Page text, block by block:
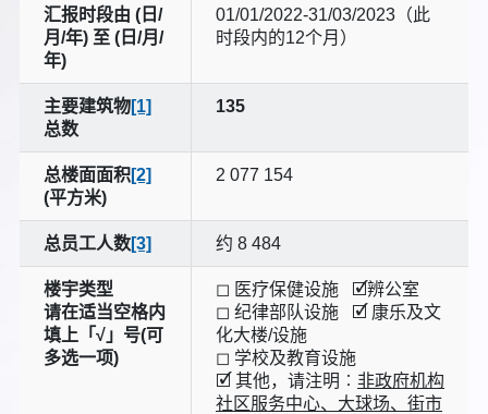
汇报时段由 (日/
月/年) 至 (日/月/
年)
01/01/2022-31/03/2023（此
时段内的12个月）
主要建筑物[1]
总数
135
总楼面面积[2]
(平方米)
2 077 154
总员工人数[3] 约 8 484
楼宇类型
请在适当空格内
填上「√」号(可
多选一项)
◻ 医疗保健设施 🗹辨公室
◻ 纪律部队设施 🗹 康乐及文
化大楼/设施
◻ 学校及教育设施
🗹 其他，请注明︰ 非政府机构
社区服务中心、大球场、街市